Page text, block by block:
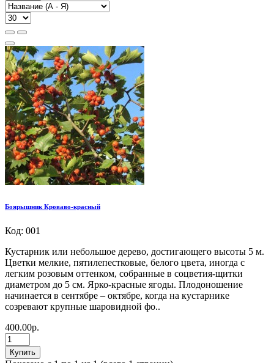
Боярышник Кроваво-красный
Код: 001
Кустарник или небольшое дерево, достигающего высоты 5 м.
Цветки мелкие, пятилепестковые, белого цвета, иногда с
легким розовым оттенком, собранные в соцветия-щитки
диаметром до 5 см. Ярко-красные ягоды. Плодоношение
начинается в сентябре – октябре, когда на кустарнике
созревают крупные шаровидной фо..
400.00р.
Купить